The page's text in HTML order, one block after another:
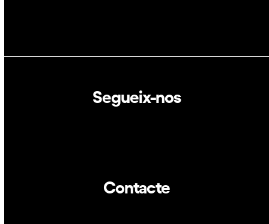
Segueix-nos
Contacte